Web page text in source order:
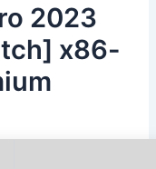
2023
x86-